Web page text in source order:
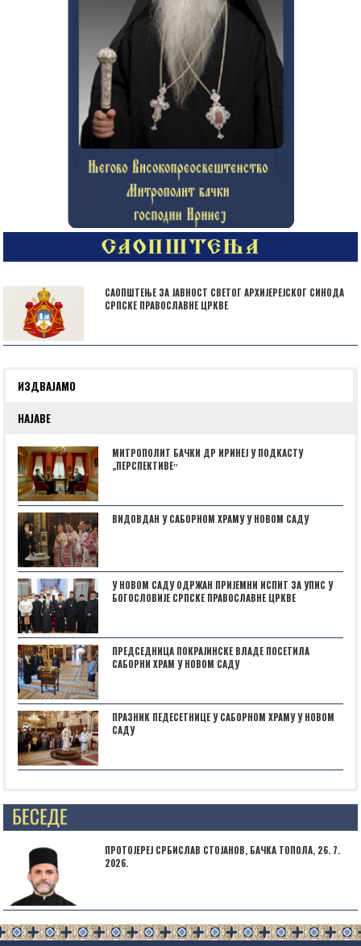
САОПШТЕЊЕ ЗА ЈАВНОСТ СВЕТОГ АРХИЈЕРЕЈСКОГ СИНОДА
СРПСКЕ ПРАВОСЛАВНЕ ЦРКВЕ
ИЗДВАЈАМО
НАЈАВЕ
МИТРОПОЛИТ БАЧКИ ДР ИРИНЕЈ У ПОДКАСТУ
„ПЕРСПЕКТИВЕˮ
ВИДОВДАН У САБОРНОМ ХРАМУ У НОВОМ САДУ
У НОВОМ САДУ ОДРЖАН ПРИЈЕМНИ ИСПИТ ЗА УПИС У
БОГОСЛОВИЈЕ СРПСКЕ ПРАВОСЛАВНЕ ЦРКВЕ
ПРЕДСЕДНИЦА ПОКРАЈИНСКЕ ВЛАДЕ ПОСЕТИЛА
САБОРНИ ХРАМ У НОВОМ САДУ
ПРАЗНИК ПЕДЕСЕТНИЦЕ У САБОРНОМ ХРАМУ У НОВОМ
САДУ
Posts not found
ПРОТОЈЕРЕЈ СРБИСЛАВ СТОЈАНОВ, БАЧКА ТОПОЛА, 26. 7.
2026.